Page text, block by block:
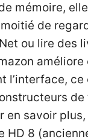
mémoire,
de
ou lire des
améliore
l’interface,
de
en savoir
HD 8